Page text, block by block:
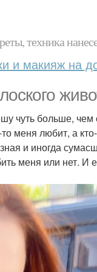
техника
и макияж на
чуть больше,
меня любит, а
и иногда
меня или нет. И